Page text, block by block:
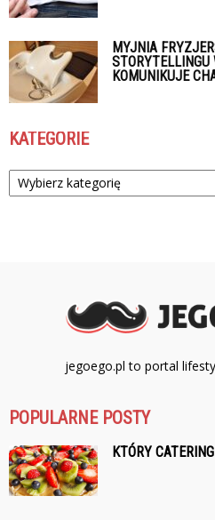
MYJNIA
KOMUNIKUJE
KATEGORIE
Kategorie
jegoego.pl to portal
POPULARNE POSTY
KTÓRY